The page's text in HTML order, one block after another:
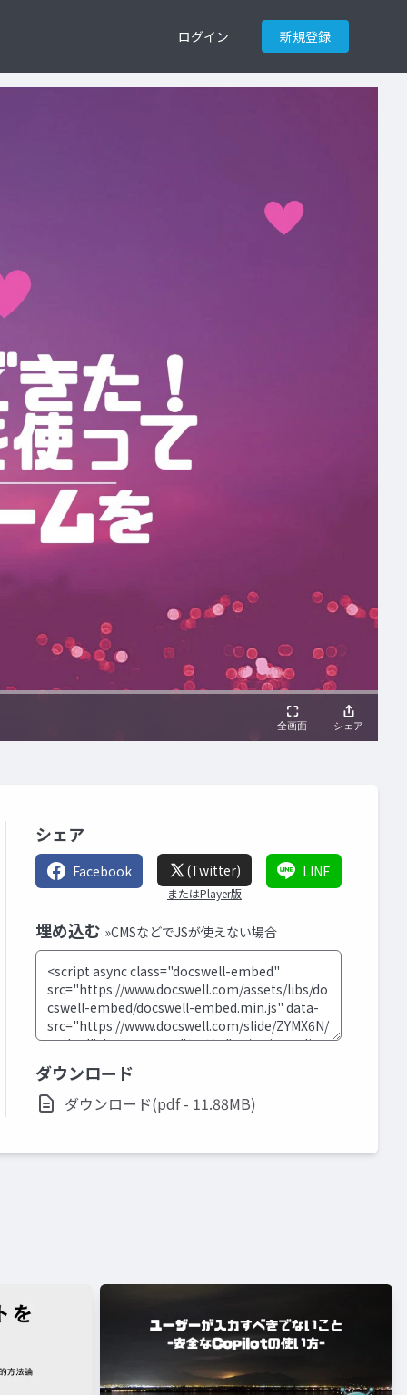
ログイン 新規登録
シェア
Facebook (Twitter)
またはPlayer版
LINE
埋め込む »CMSなどでJSが使えない場合
ダウンロード
ダウンロード(pdf - 11.88MB)